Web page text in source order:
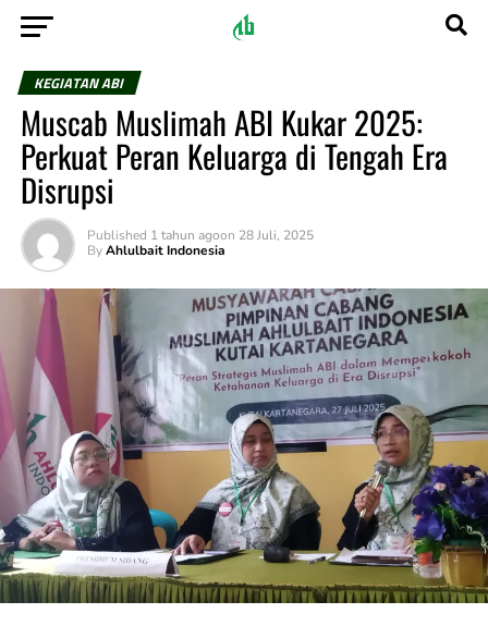
KEGIATAN ABI
Muscab Muslimah ABI Kukar 2025:
Perkuat Peran Keluarga di Tengah Era
Disrupsi
Published 1 tahun agoon 28 Juli, 2025
By Ahlulbait Indonesia